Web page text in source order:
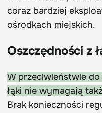
coraz bardziej
ośrodkach miejskich.
Oszczędności z
W przeciwieństwie
łąki nie wymagają
Brak konieczności